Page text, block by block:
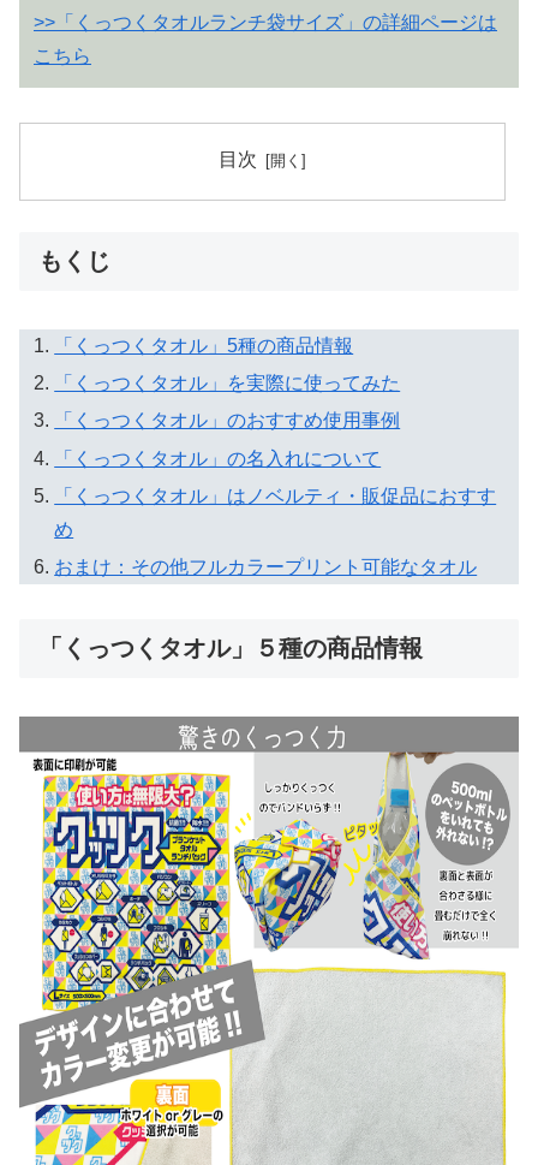
>>「くっつくタオルランチ袋サイズ」の詳細ページは
こちら
目次
もくじ
「くっつくタオル」5種の商品情報
「くっつくタオル」を実際に使ってみた
「くっつくタオル」のおすすめ使用事例
「くっつくタオル」の名入れについて
「くっつくタオル」はノベルティ・販促品におすす
め
おまけ：その他フルカラープリント可能なタオル
「くっつくタオル」５種の商品情報